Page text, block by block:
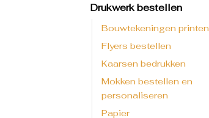
Drukwerk bestellen
Bouwtekeningen printen
Flyers bestellen
Kaarsen bedrukken
Mokken bestellen en
personaliseren
Papier